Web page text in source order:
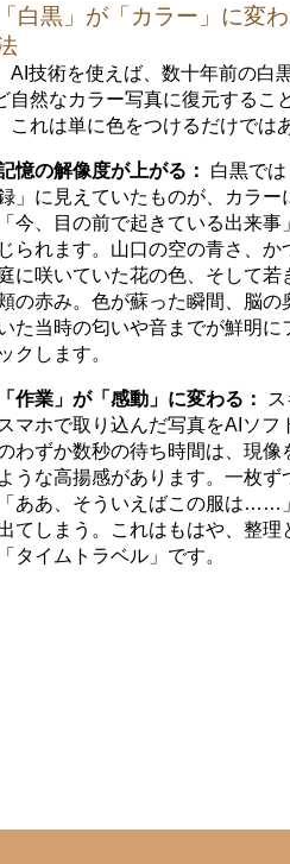
白黒」が「カラー」に変
AI技術を使えば、数十年前の白
自然なカラー写真に復元するこ
これは単に色をつけるだけでは
憶の解像度が上がる：
白黒で
」に見えていたものが、カラー
「今、目の前で起きている出来
じられます。山口の空の青さ、か
に咲いていた花の色、そして若
の赤み。色が蘇った瞬間、脳の
た当時の匂いや音までが鮮明に
ックします。
「作業」が「感動」に変わる：
スマホで取り込んだ写真をAIソフ
わずか数秒の待ち時間は、現像
ような高揚感があります。一枚ず
「ああ、そういえばこの服は……
てしまう。これはもはや、整理
「タイムトラベル」です。